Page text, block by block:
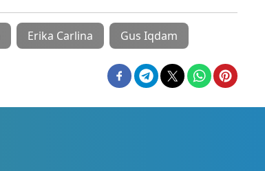
Erika Carlina Gus Iqdam